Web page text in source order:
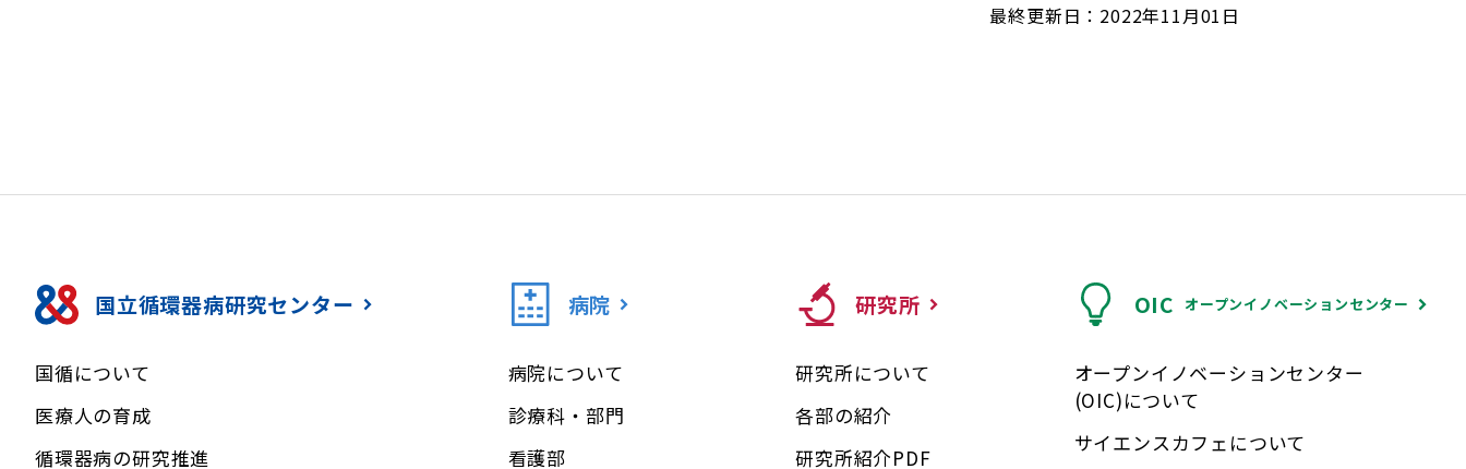
最終更新日：2022年11月01日
国立循環器病研究センター
国循について
医療人の育成
循環器病の研究推進
病院
病院について
診療科・部門
看護部
研究所
研究所について
各部の紹介
研究所紹介PDF
OIC オープンイノベーションセンター
オープンイノベーションセンター
(OIC)について
サイエンスカフェについて